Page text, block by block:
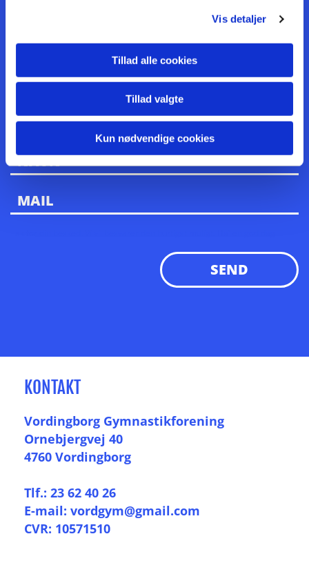
Vis detaljer
Tillad alle cookies
Tillad valgte
Kun nødvendige cookies
måtte være. Du er også velkommen til at
ringe på tlf. 23 62 40 26.
KONTAKT
Vordingborg Gymnastikforening
Ornebjergvej 40
4760 Vordingborg
Tlf.: 23 62 40 26
E-mail: vordgym@gmail.com
CVR: 10571510